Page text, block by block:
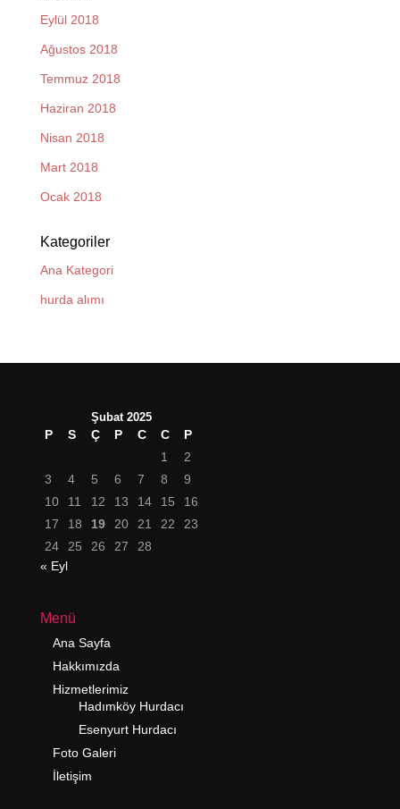
Eylül 2018
Ağustos 2018
Temmuz 2018
Haziran 2018
Nisan 2018
Mart 2018
Ocak 2018
Kategoriler
Ana Kategori
hurda alımı
Şubat 2025
P S Ç P C C
P
1
2
3
4 5 6 7 8
9
10
11 12 13 14 15
16
17
18 19 20 21 22
23
24
25 26 27
28
« Eyl
Menü
Ana Sayfa
Hakkımızda
Hizmetlerimiz
Hadımköy Hurdacı
Esenyurt Hurdacı
Foto Galeri
İletişim